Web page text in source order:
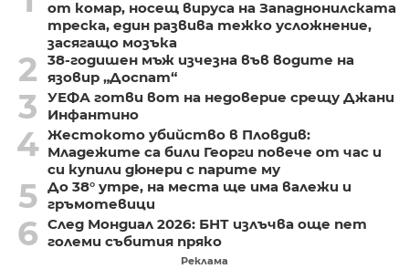
от комар, носещ вируса на Западнонилската
треска, един развива тежко усложнение,
засягащо мозъка
2
38-годишен мъж изчезна във водите на
язовир „Доспат“
3
УЕФА готви вот на недоверие срещу Джани
Инфантино
4 Жестокото убийство в Пловдив:
Младежите са били Георги повече от час и
си купили дюнери с парите му
5 До 38° утре, на места ще има валежи и
гръмотевици
6 След Мондиал 2026: БНТ излъчва още пет
големи събития пряко
Реклама